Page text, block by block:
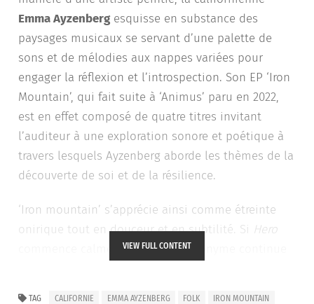
Emma Ayzenbergesquisse en substance des
paysages musicaux se servant d’une palette de
sons et de mélodies aux nappes variées pour
engager la réflexion et l’introspection. Son EP ‘Iron
Mountain’, qui fait suite à ‘Animus’ paru en 2022,
est en effet composé de quatre titres invitant
l’auditeur à une exploration sonore et poétique à
travers lesquels Ayzenberg aborde les thèmes de la
découverte de soi et de la résilience.
‘Iron mountain’ s’apprécie ainsi comme étreinte
onirique tout en douceur et en subtilité. Si Hero
commence calmement, le titre éponyme continue
VIEW FULL CONTENT
TAG CALIFORNIE EMMA AYZENBERG FOLK
IRON MOUNTAIN